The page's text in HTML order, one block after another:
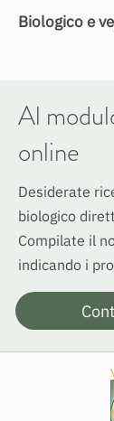
Biologico e
Al
online
Desiderate
biologico
Compilate il
indicando i